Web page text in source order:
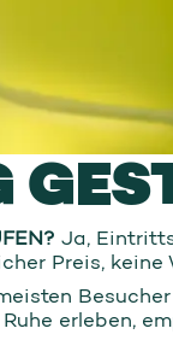
Ja,
Preis, keine
erleben,